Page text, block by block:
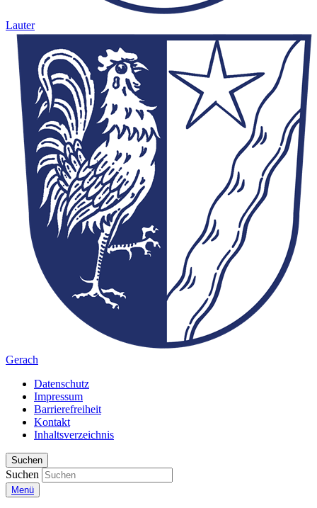
Lauter
Gerach
Datenschutz
Impressum
Barrierefreiheit
Kontakt
Inhaltsverzeichnis
Suchen
Suchen
Menü